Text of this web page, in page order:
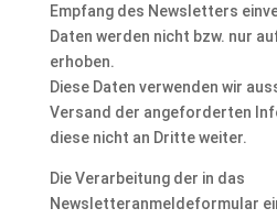
Empfang des Newsletters
Daten werden nicht bzw. nur
erhoben.
Diese Daten verwenden wir
Versand der angeforderten
diese nicht an Dritte weiter.
Die Verarbeitung der in das
Newsletteranmeldeformular